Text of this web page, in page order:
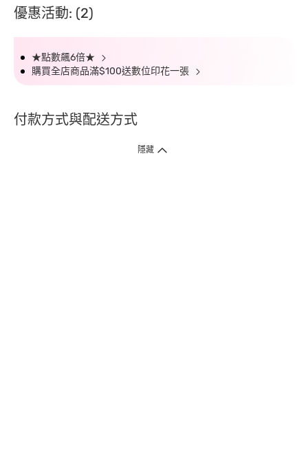
優惠活動: (2)
★點數飆6倍★
購買全店商品滿$100送數位印花一張
付款方式與配送方式
隱藏